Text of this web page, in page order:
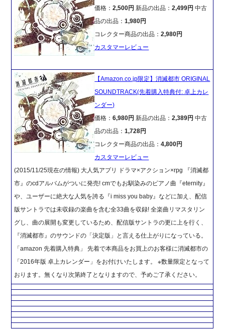
価格：2,500円新品の出品：2,499円 中古
品の出品：1,980円
コレクター商品の出品：2,980円
カスタマーレビュー
【Amazon.co.jp限定】消滅都市 ORIGINAL
SOUNDTRACK(先着購入特典付: 卓上カレ
ンダー)
価格：6,980円新品の出品：2,389円 中古
品の出品：1,728円
コレクター商品の出品：4,800円
カスタマーレビュー
(2015/11/25現在の情報) 大人気アプリ ドラマ×アクション×rpg 『消滅都
市』のcdアルバムがついに発売! cmでもお馴染みのピアノ曲『eternity』
や、ユーザーに絶大な人気を誇る『i miss you baby』などに加え、配信
版サントラでは未収録の楽曲を含む全33曲を収録! 全楽曲リマスタリン
グし、曲の展開も変更しているため、配信版サントラの更に上を行く、
『消滅都市』のサウンドの「決定版」と言える仕上がりになっている。
「amazon 先着購入特典」 先着で本商品をお買上のお客様に消滅都市の
「2016年版 卓上カレンダー」をお付けいたします。 ※数量限定となって
おります。無くなり次第終了となりますので、予めご了承ください。